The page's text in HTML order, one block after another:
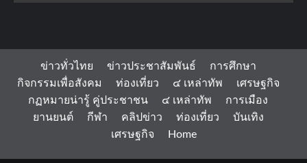
ข่าวทั่วไทย ข่าวประชาสัมพันธ์
การศึกษา
กิจกรรมเพื่อสังคม
ท่องเที่ยว ๔ เหล่าทัพ
เศรษฐกิจ
กฏหมายน่ารู้ คู่ประชาชน
๔ เหล่าทัพ
การเมือง
ยานยนต์
กีฬา คลิปข่าว ท่องเที่ยว
บันเทิง
เศรษฐกิจ
Home